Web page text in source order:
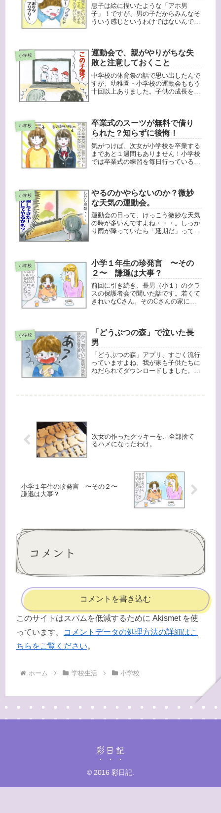
息子は絵に描いたような「アホ男
子」！ですが、男の子だからみんなそ
ういう感じというわけではないんです
また違う意味で大人な少年。彼は赤ち
ゃん...
小学校
運動会で、親がやりがちな失
敗と注意しておくこと
中学校の体育祭の話で思い出したんで
すが、幼稚園・小学校の運動会ももう
十回以上ありました。子供の成長を感
しています。撮影でスタンバイした場
所...
小学校
卒業式のスーツが無料で借り
られた？知らずに後悔！
気がつけば、次女が小学校を卒業する
まであと１週間もありません！小学校
では卒業式の練習を毎日行っているよ
スカート・リボンのセットを購入しま
し...
小学校
やるのかやらないのか？微妙
な天気の運動会。
運動会の日って、けっこう微妙な天気
の時が多いんですよね・・・。しっか
り雨が降っていたら「延期だ」ってわ
小学校の運動会もそんな天気でした。
前...
小学校
小学１年生の珍発言 〜その
２〜 謙遜は大事？
前回に引き続き、長男（小１）のクラ
スの保護者会で聞いた話です。若くて
きれいなCさん。そのCさんの家に、
まさかの発言！「そうでもない
よ〜。...
小学校
「どうぶつの森」で泣いた長
男
「どうぶつの森」アプリ、すごく流行
っていますよね。我が家も子供たちに
ねだられてダウンロードしました。
次女の作ったクッキーを、全部捨て
るハメになったわけ。
小学１年生の珍発言 〜その２〜
謙遜は大事？
コメント
コメントを書き込む
このサイトはスパムを低減するために Akismet を使
っています。
コメントデータの処理方法の詳細はこ
ちらをご覧ください。
ホーム 学校生活 小学校
彩日記
© 2016 彩日記.